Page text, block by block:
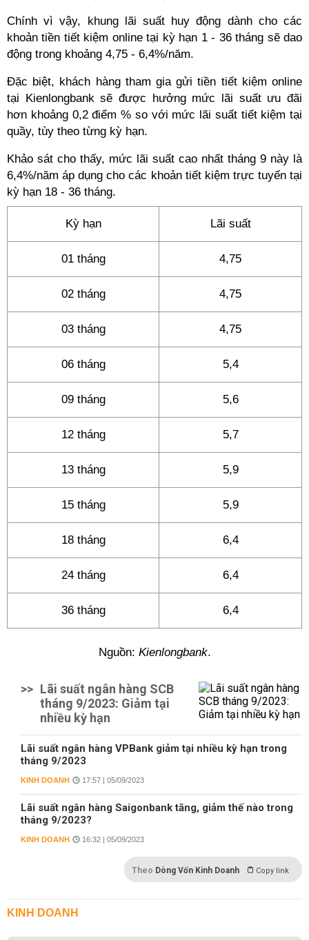
Chính vì vậy, khung lãi suất huy động dành cho các
khoản tiền tiết kiệm online tại kỳ hạn 1 - 36 tháng sẽ dao
động trong khoảng 4,75 - 6,4%/năm.
Đặc biệt, khách hàng tham gia gửi tiền tiết kiệm online
tại Kienlongbank sẽ được hưởng mức lãi suất ưu đãi
hơn khoảng 0,2 điểm % so với mức lãi suất tiết kiệm tại
quầy, tùy theo từng kỳ hạn.
Khảo sát cho thấy, mức lãi suất cao nhất tháng 9 này là
6,4%/năm áp dụng cho các khoản tiết kiệm trực tuyến tại
kỳ hạn 18 - 36 tháng.
Kỳ hạn Lãi suất
01 tháng 4,75
02 tháng 4,75
03 tháng 4,75
06 tháng 5,4
09 tháng 5,6
12 tháng 5,7
13 tháng 5,9
15 tháng 5,9
18 tháng 6,4
24 tháng 6,4
36 tháng 6,4
Nguồn: Kienlongbank.
>> Lãi suất ngân hàng SCB
tháng 9/2023: Giảm tại
nhiều kỳ hạn
Lãi suất ngân hàng VPBank giảm tại nhiều kỳ hạn trong
tháng 9/2023
KINH DOANH 17:57 | 05/09/2023
Lãi suất ngân hàng Saigonbank tăng, giảm thế nào trong
tháng 9/2023?
KINH DOANH 16:32 | 05/09/2023
Theo Dòng Vốn Kinh Doanh Copy link
KINH DOANH